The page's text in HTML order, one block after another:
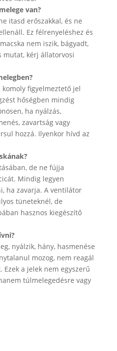
van?
itasd erőszakkal, és ne
Ez félrenyeléshez és
nem iszik, bágyadt,
mutat, kérj állatorvosi
komoly figyelmeztető jel
hőségben mindig
ha nyálzás,
zavartság vagy
hozzá. Ilyenkor hívd az
de ne fújja
Mindig legyen
ha zavarja. A ventilátor
tüneteknél, de
hasznos kiegészítő
nyálzik, hány, hasmenése
mozog, nem reagál
Ezek a jelek nem egyszerű
túlmelegedésre vagy